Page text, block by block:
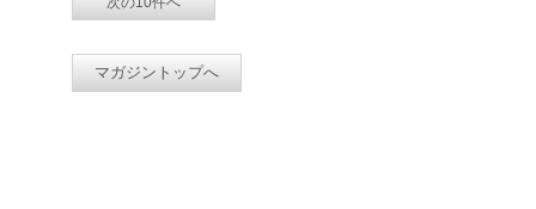
マガジントップへ